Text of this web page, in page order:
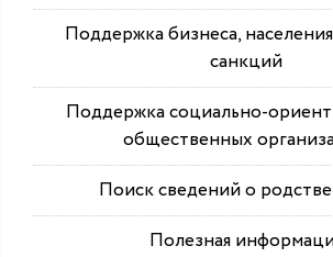
Поддержка бизнеса,
санкций
Поддержка социально-
общественных
Поиск сведений о
Полезная